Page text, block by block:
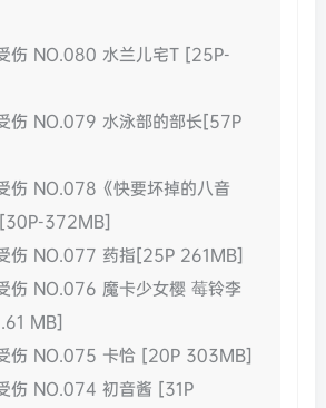
伤 NO.080 水兰儿宅T [25P-
伤 NO.079 水泳部的部长[57P
伤 NO.078《快要坏掉的八音
372MB]
伤 NO.077 药指[25P 261MB]
伤 NO.076 魔卡少女樱 莓铃李
MB]
伤 NO.075 卡恰 [20P 303MB]
伤 NO.074 初音酱 [31P